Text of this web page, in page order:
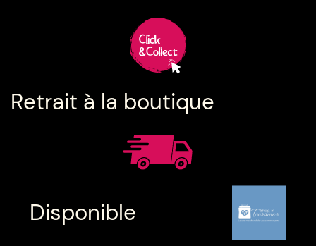
Retrait à la boutique
Disponible